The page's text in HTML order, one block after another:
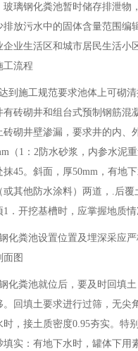
玻璃钢化粪池暂时储存排泄物
排放污水中的固体含量范围编
企业生活区和城市居民生活小
工流程
到施工规范要求池体上可砌
砖砌井和组台式预制钢筋混
砖砌井壁渗漏，要求井的内、
（1：2防水砂浆，内参水泥
抹45。斜面，厚50mm，有地
其他防水涂料）两道，.后覆
．开挖基槽时，应掌握地质情
化粪池设置位置及埋深采应
面图
化粪池就位后，要及时回填
。回填土要求进行过筛，无尖
，接土质密度0.95夯实。特
填实：有地下水时，罐体下用